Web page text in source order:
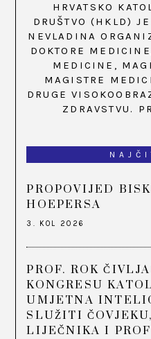
HRVATSKO
DRUŠTVO (HKLD)
NEVLADINA
DOKTORE
MEDICINE,
MAGISTRE
DRUGE
ZDRAVSTVU.
PROPOVIJED
HOEPERSA
3. KOL 2026
PROF. ROK
KONGRESU
UMJETNA
SLUŽITI
LIJEČNIKA I